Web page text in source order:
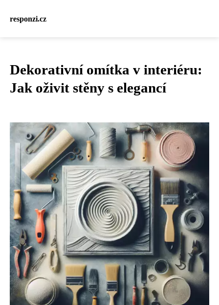
responzi.cz
Dekorativní omítka v interiéru:
Jak oživit stěny s elegancí